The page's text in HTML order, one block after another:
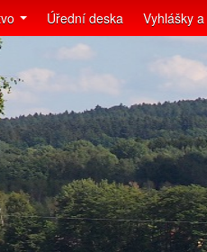
Úřední deska Vyhlášky